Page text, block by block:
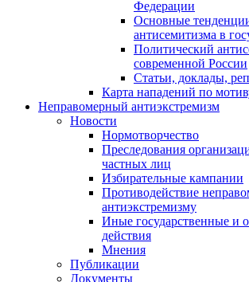
Федерации
Основные
антисемитизма в
Политический
современной России
Статьи, доклады,
Карта нападений по
Неправомерный антиэкстремизм
Новости
Нормотворчество
Преследования
частных лиц
Избирательные кампании
Противодействие
антиэкстремизму
Иные государственные и
действия
Мнения
Публикации
Документы